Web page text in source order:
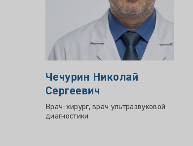
Чечурин Николай
Сергеевич
Врач-хирург, врач ультразвуковой
диагностики